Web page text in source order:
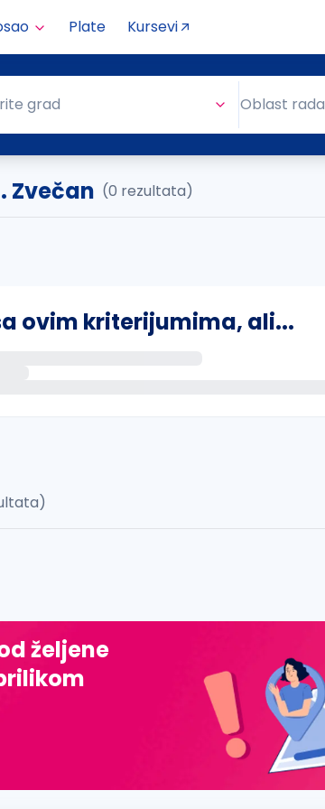
Plate Kursevi
grad Oblast rada
Zvečan (0 rezultata)
ovim kriterijumima, ali...
đ, ž, dž)
željene